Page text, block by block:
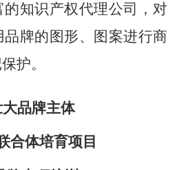
知识产权代理公司，对
牌的图形、图案进行商
护。
大品牌主体
合体培育项目